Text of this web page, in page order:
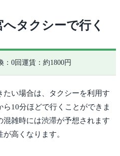
タクシーで行く
：0回運賃：約1800円
い場合は、タクシーを利用す
10分ほどで行くことができま
雑時には渋滞が予想されます
高くなります。